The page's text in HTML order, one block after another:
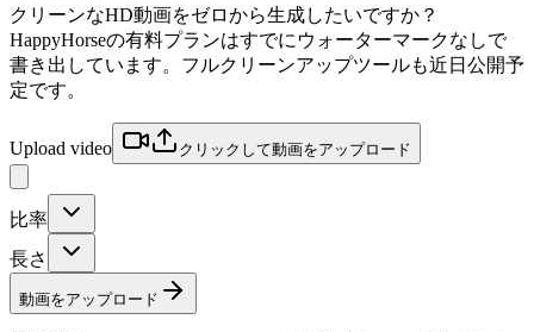
クリーンなHD動画をゼロから生成したいですか？
HappyHorseの有料プランはすでにウォーターマークなしで
書き出しています。フルクリーンアップツールも近日公開予
定です。
Upload video クリックして動画をアップロード
比率
長さ
動画をアップロード